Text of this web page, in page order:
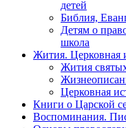
детей
Библия,
Детям о
школа
Жития. Церковная
Жития
Церковная
Книги о Царской
Воспоминания.